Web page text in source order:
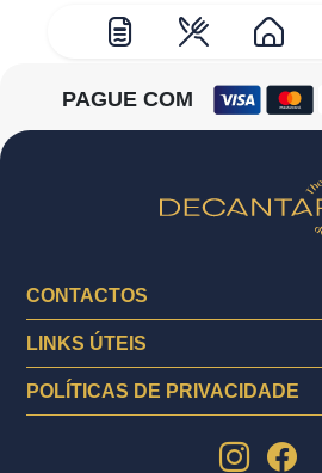
PAGUE COM
CONTACTOS
LINKS ÚTEIS
POLÍTICAS DE PRIVACIDADE